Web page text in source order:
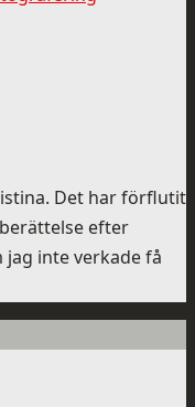
Det har förflutit
efter
inte verkade få